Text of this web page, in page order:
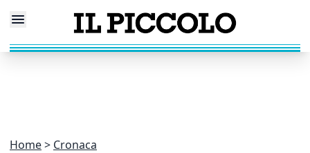
Home Cronaca